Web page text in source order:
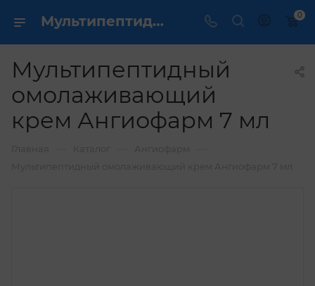
Мультипептидный омолаживающий крем Ангиофарм 7 мл купить по выгодной цене в интернет магазине 0
Мультипептидный
омолаживающий
крем Ангиофарм 7 мл